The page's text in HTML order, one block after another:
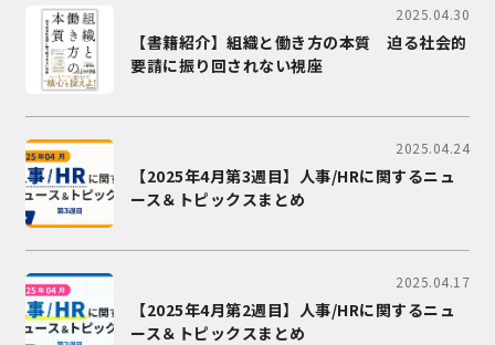
2025.04.30
【書籍紹介】組織と働き方の本質 迫る社会的
要請に振り回されない視座
2025.04.24
【2025年4月第3週目】人事/HRに関するニュ
ース＆トピックスまとめ
2025.04.17
【2025年4月第2週目】人事/HRに関するニュ
ース＆トピックスまとめ